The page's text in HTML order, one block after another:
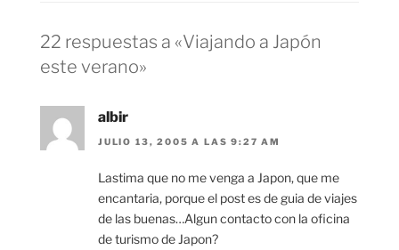
22 respuestas a «Viajando a Japón
este verano»
albir
JULIO 13, 2005 A LAS 9:27 AM
Lastima que no me venga a Japon, que me
encantaria, porque el post es de guia de viajes
de las buenas…Algun contacto con la oficina
de turismo de Japon?